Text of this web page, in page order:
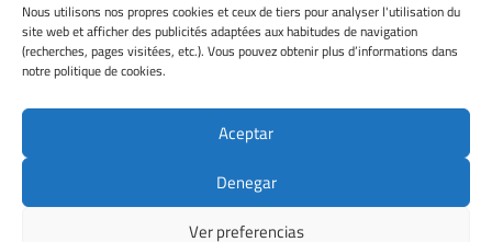
Nous utilisons nos propres cookies et ceux de tiers pour analyser l'utilisation du
site web et afficher des publicités adaptées aux habitudes de navigation
(recherches, pages visitées, etc.). Vous pouvez obtenir plus d’informations dans
notre politique de cookies.
Aceptar
Denegar
Ver preferencias
SALLE DE PRESSE
Nouvelles
Politique de cookies
d’intégrité– Conçu parAgencia ESI Soluciones